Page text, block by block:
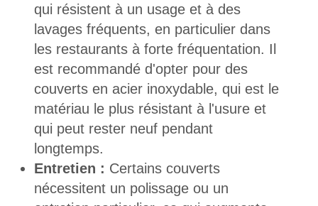
qui résistent à un usage et à des
lavages fréquents, en particulier dans
les restaurants à forte fréquentation. Il
est recommandé d'opter pour des
couverts en acier inoxydable, qui est le
matériau le plus résistant à l'usure et
qui peut rester neuf pendant
longtemps.
Entretien : Certains couverts
nécessitent un polissage ou un